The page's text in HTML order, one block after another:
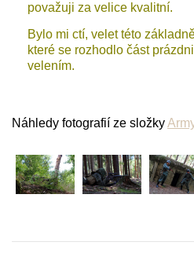
považuji za velice kvalitní.
Bylo mi ctí, velet této
které se rozhodlo část
velením.
Náhledy fotografií ze složky